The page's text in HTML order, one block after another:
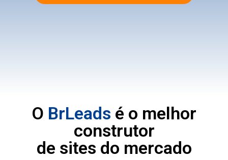
O BrLeads é o melhor
construtor
de sites do mercado